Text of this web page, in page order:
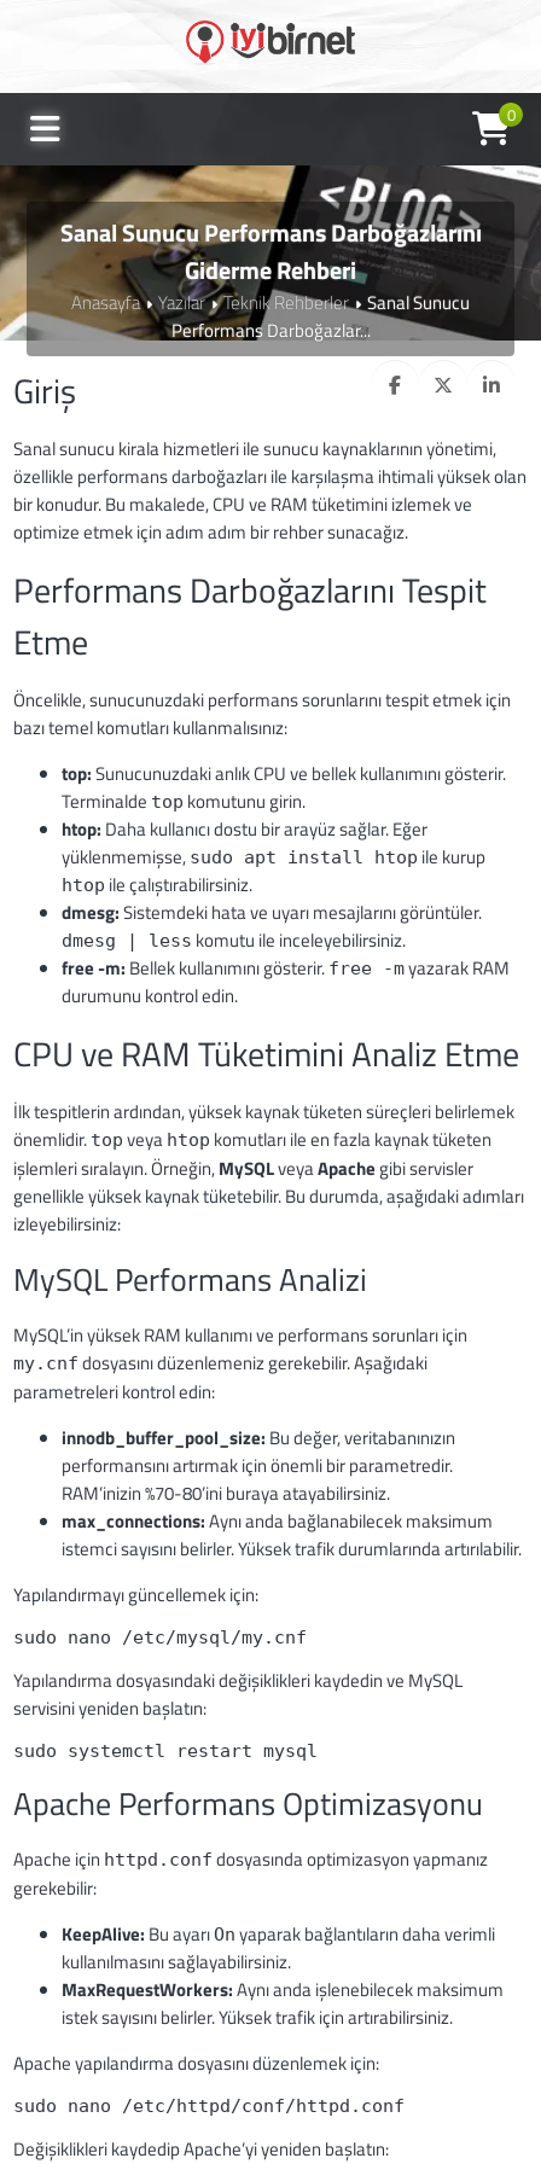
0
Sanal Sunucu Performans Darboğazlarını
Giderme Rehberi
Anasayfa Yazılar Teknik Rehberler
Sanal Sunucu
Performans Darboğazlar...
Giriş
Sanal sunucu kirala hizmetleri ile sunucu kaynaklarının yönetimi,
özellikle performans darboğazları ile karşılaşma ihtimali yüksek olan
bir konudur. Bu makalede, CPU ve RAM tüketimini izlemek ve
optimize etmek için adım adım bir rehber sunacağız.
Performans Darboğazlarını Tespit
Etme
Öncelikle, sunucunuzdaki performans sorunlarını tespit etmek için
bazı temel komutları kullanmalısınız:
top:Sunucunuzdaki anlık CPU ve bellek kullanımını gösterir.
Terminalde top komutunu girin.
htop: Daha kullanıcı dostu bir arayüz sağlar. Eğer
yüklenmemişse, sudo apt install htop ile kurup
htop ile çalıştırabilirsiniz.
dmesg:Sistemdeki hata ve uyarı mesajlarını görüntüler.
dmesg | less komutu ile inceleyebilirsiniz.
free -m: Bellek kullanımını gösterir. free -myazarak RAM
durumunu kontrol edin.
CPU ve RAM Tüketimini Analiz Etme
İlk tespitlerin ardından, yüksek kaynak tüketen süreçleri belirlemek
önemlidir. top veya htop komutları ile en fazla kaynak tüketen
işlemleri sıralayın. Örneğin,MySQLveyaApache gibi servisler
genellikle yüksek kaynak tüketebilir. Bu durumda, aşağıdaki adımları
izleyebilirsiniz:
MySQL Performans Analizi
MySQL’in yüksek RAM kullanımı ve performans sorunları için
my.cnf dosyasını düzenlemeniz gerekebilir. Aşağıdaki
parametreleri kontrol edin:
innodb_buffer_pool_size: Bu değer, veritabanınızın
performansını artırmak için önemli bir parametredir.
RAM’inizin %70-80’ini buraya atayabilirsiniz.
max_connections:Aynı anda bağlanabilecek maksimum
istemci sayısını belirler. Yüksek trafik durumlarında artırılabilir.
Yapılandırmayı güncellemek için:
sudo nano /etc/mysql/my.cnf
Yapılandırma dosyasındaki değişiklikleri kaydedin ve MySQL
servisini yeniden başlatın:
sudo systemctl restart mysql
Apache Performans Optimizasyonu
Apache için httpd.conf dosyasında optimizasyon yapmanız
gerekebilir:
KeepAlive: Bu ayarıOn yaparak bağlantıların daha verimli
kullanılmasını sağlayabilirsiniz.
MaxRequestWorkers:Aynı anda işlenebilecek maksimum
istek sayısını belirler. Yüksek trafik için artırabilirsiniz.
Apache yapılandırma dosyasını düzenlemek için:
sudo nano /etc/httpd/conf/httpd.conf
Değişiklikleri kaydedip Apache’yi yeniden başlatın: